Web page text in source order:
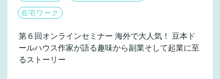
在宅ワーク
第６回オンラインセミナー 海外で大人気！ 豆本ド
ールハウス作家が語る趣味から副業そして起業に至
るストーリー